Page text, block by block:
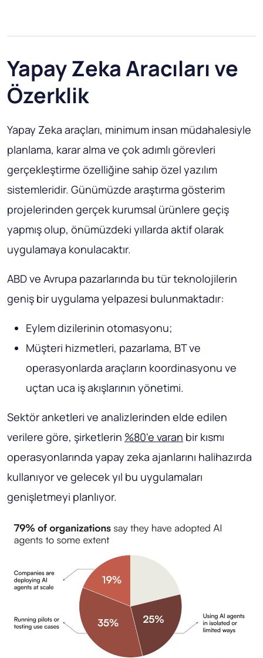
Yapay Zeka Aracıları ve
Özerklik
Yapay Zeka araçları, minimum insan müdahalesiyle
planlama, karar alma ve çok adımlı görevleri
gerçekleştirme özelliğine sahip özel yazılım
sistemleridir. Günümüzde araştırma gösterim
projelerinden gerçek kurumsal ürünlere geçiş
yapmış olup, önümüzdeki yıllarda aktif olarak
uygulamaya konulacaktır.
ABD ve Avrupa pazarlarında bu tür teknolojilerin
geniş bir uygulama yelpazesi bulunmaktadır:
Eylem dizilerinin otomasyonu;
Müşteri hizmetleri, pazarlama, BT ve
operasyonlarda araçların koordinasyonu ve
uçtan uca iş akışlarının yönetimi.
Sektör anketleri ve analizlerinden elde edilen
verilere göre, şirketlerin %80'e varan bir kısmı
operasyonlarında yapay zeka ajanlarını halihazırda
kullanıyor ve gelecek yıl bu uygulamaları
genişletmeyi planlıyor.